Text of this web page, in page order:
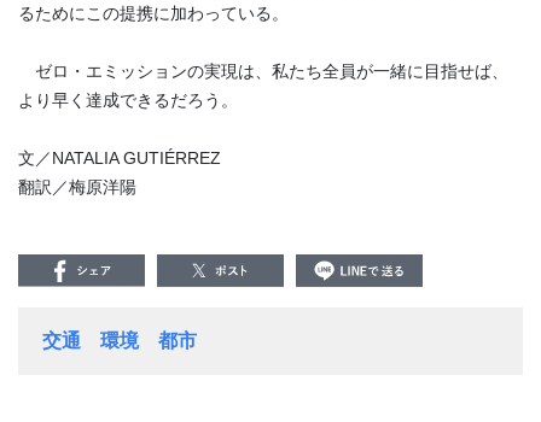
るためにこの提携に加わっている。
ゼロ・エミッションの実現は、私たち全員が一緒に目指せば、
より早く達成できるだろう。
文／NATALIA GUTIÉRREZ
翻訳／梅原洋陽
交通 環境 都市